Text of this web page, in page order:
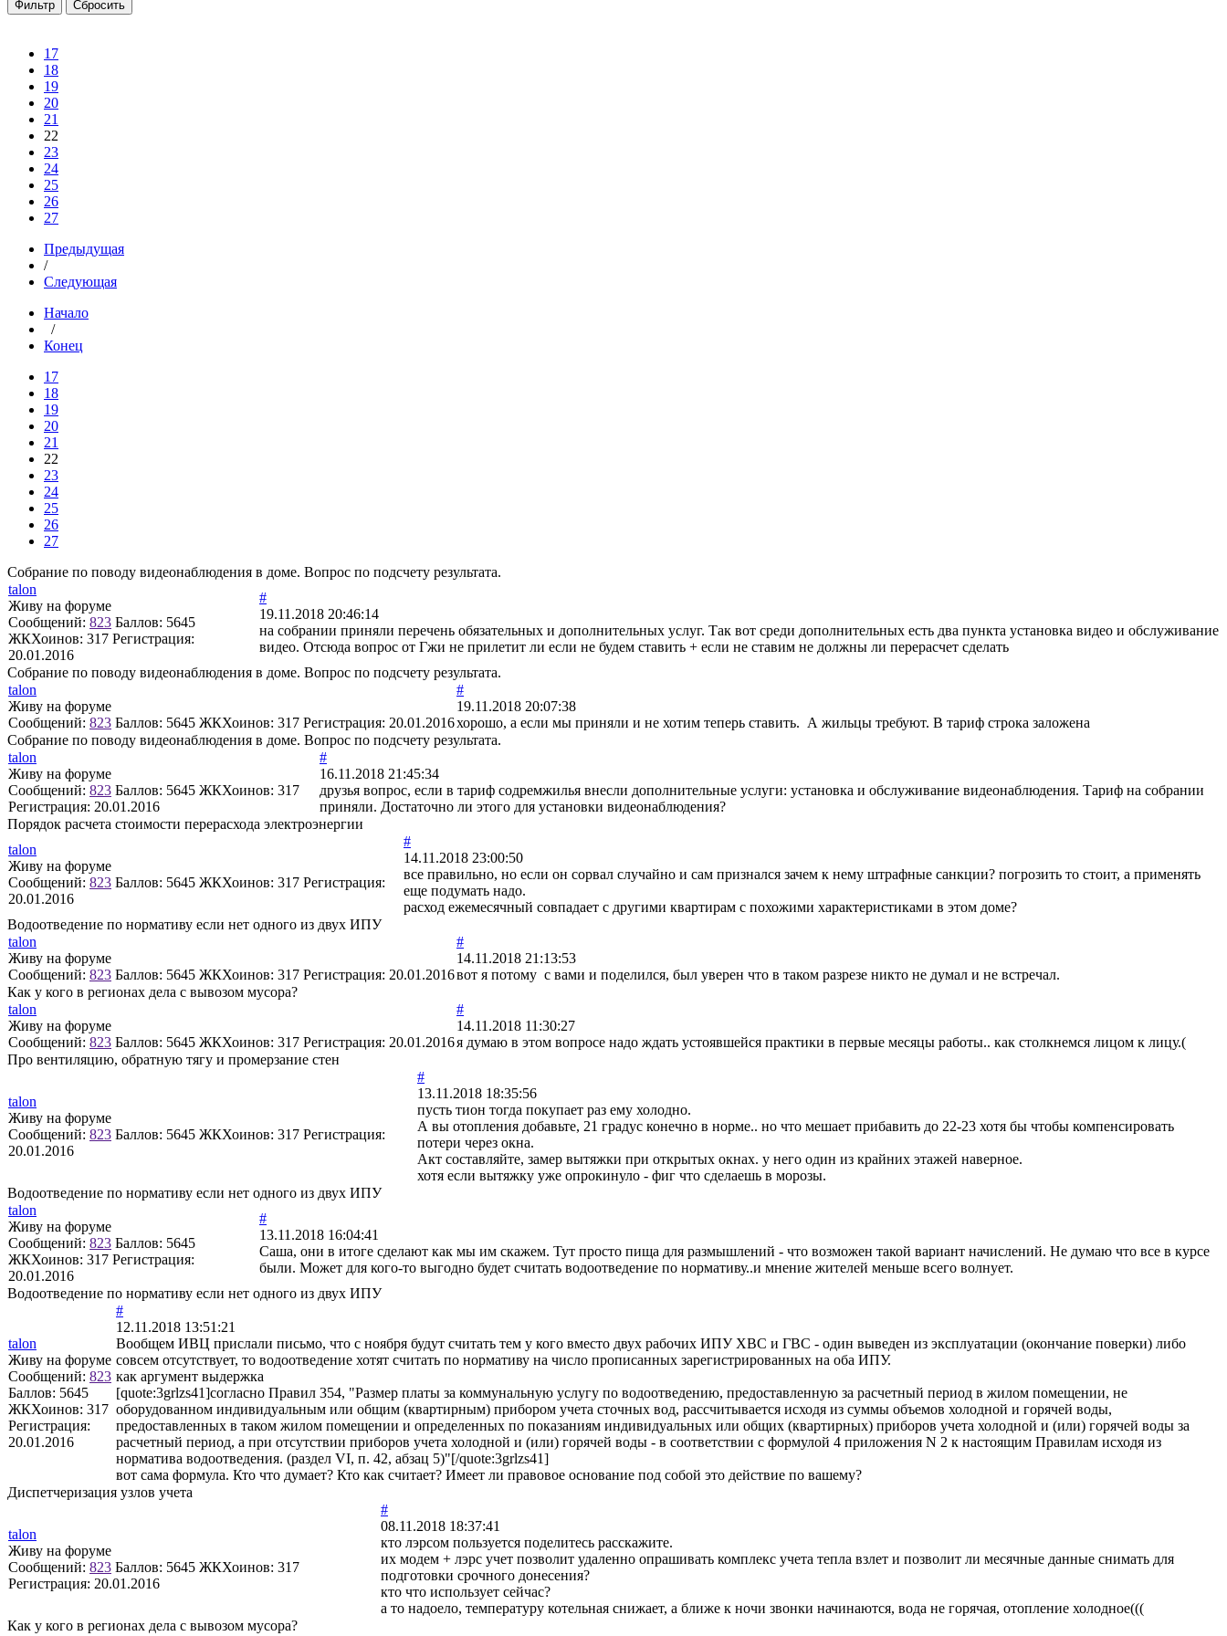
17
18
19
20
21
22
23
24
25
26
27
Предыдущая
/
Следующая
Начало
/
Конец
17
18
19
20
21
22
23
24
25
26
27
Собрание по поводу видеонаблюдения в доме. Вопрос по подсчету результата.
talon
Живу на форуме
Сообщений: 823 Баллов: 5645
ЖКХоинов: 317 Регистрация:
20.01.2016
#
19.11.2018 20:46:14
на собрании приняли перечень обязательных и дополнительных услуг. Так вот среди дополнительных есть два пункта установка видео и обслуживание
видео. Отсюда вопрос от Гжи не прилетит ли если не будем ставить + если не ставим не должны ли перерасчет сделать
Собрание по поводу видеонаблюдения в доме. Вопрос по подсчету результата.
talon
Живу на форуме
Сообщений: 823 Баллов: 5645 ЖКХоинов: 317 Регистрация: 20.01.2016
#
19.11.2018 20:07:38
хорошо, а если мы приняли и не хотим теперь ставить. А жильцы требуют. В тариф строка заложена
Собрание по поводу видеонаблюдения в доме. Вопрос по подсчету результата.
talon
Живу на форуме
Сообщений: 823 Баллов: 5645 ЖКХоинов: 317
Регистрация: 20.01.2016
#
16.11.2018 21:45:34
друзья вопрос, если в тариф содремжилья внесли дополнительные услуги: установка и обслуживание видеонаблюдения. Тариф на собрании
приняли. Достаточно ли этого для установки видеонаблюдения?
Порядок расчета стоимости перерасхода электроэнергии
talon
Живу на форуме
Сообщений: 823 Баллов: 5645 ЖКХоинов: 317 Регистрация:
20.01.2016
#
14.11.2018 23:00:50
все правильно, но если он сорвал случайно и сам признался зачем к нему штрафные санкции? погрозить то стоит, а применять
еще подумать надо.
расход ежемесячный совпадает с другими квартирам с похожими характеристиками в этом доме?
Водоотведение по нормативу если нет одного из двух ИПУ
talon
Живу на форуме
Сообщений: 823 Баллов: 5645 ЖКХоинов: 317 Регистрация: 20.01.2016
#
14.11.2018 21:13:53
вот я потому с вами и поделился, был уверен что в таком разрезе никто не думал и не встречал.
Как у кого в регионах дела с вывозом мусора?
talon
Живу на форуме
Сообщений: 823 Баллов: 5645 ЖКХоинов: 317 Регистрация: 20.01.2016
#
14.11.2018 11:30:27
я думаю в этом вопросе надо ждать устоявшейся практики в первые месяцы работы.. как столкнемся лицом к лицу.(
Про вентиляцию, обратную тягу и промерзание стен
talon
Живу на форуме
Сообщений: 823 Баллов: 5645 ЖКХоинов: 317 Регистрация:
20.01.2016
#
13.11.2018 18:35:56
пусть тион тогда покупает раз ему холодно.
А вы отопления добавьте, 21 градус конечно в норме.. но что мешает прибавить до 22-23 хотя бы чтобы компенсировать
потери через окна.
Акт составляйте, замер вытяжки при открытых окнах. у него один из крайних этажей наверное.
хотя если вытяжку уже опрокинуло - фиг что сделаешь в морозы.
Водоотведение по нормативу если нет одного из двух ИПУ
talon
Живу на форуме
Сообщений: 823 Баллов: 5645
ЖКХоинов: 317 Регистрация:
20.01.2016
#
13.11.2018 16:04:41
Саша, они в итоге сделают как мы им скажем. Тут просто пища для размышлений - что возможен такой вариант начислений. Не думаю что все в курсе
были. Может для кого-то выгодно будет считать водоотведение по нормативу..и мнение жителей меньше всего волнует.
Водоотведение по нормативу если нет одного из двух ИПУ
talon
Живу на форуме
Сообщений: 823
Баллов: 5645
ЖКХоинов: 317
Регистрация:
20.01.2016
#
12.11.2018 13:51:21
Вообщем ИВЦ прислали письмо, что с ноября будут считать тем у кого вместо двух рабочих ИПУ ХВС и ГВС - один выведен из эксплуатации (окончание поверки) либо
совсем отсутствует, то водоотведение хотят считать по нормативу на число прописанных зарегистрированных на оба ИПУ.
как аргумент выдержка
[quote:3grlzs41]согласно Правил 354, "Размер платы за коммунальную услугу по водоотведению, предоставленную за расчетный период в жилом помещении, не
оборудованном индивидуальным или общим (квартирным) прибором учета сточных вод, рассчитывается исходя из суммы объемов холодной и горячей воды,
предоставленных в таком жилом помещении и определенных по показаниям индивидуальных или общих (квартирных) приборов учета холодной и (или) горячей воды за
расчетный период, а при отсутствии приборов учета холодной и (или) горячей воды - в соответствии с формулой 4 приложения N 2 к настоящим Правилам исходя из
норматива водоотведения. (раздел VI, п. 42, абзац 5)"[/quote:3grlzs41]
вот сама формула. Кто что думает? Кто как считает? Имеет ли правовое основание под собой это действие по вашему?
Диспетчеризация узлов учета
talon
Живу на форуме
Сообщений: 823 Баллов: 5645 ЖКХоинов: 317
Регистрация: 20.01.2016
#
08.11.2018 18:37:41
кто лэрсом пользуется поделитесь расскажите.
их модем + лэрс учет позволит удаленно опрашивать комплекс учета тепла взлет и позволит ли месячные данные снимать для
подготовки срочного донесения?
кто что использует сейчас?
а то надоело, температуру котельная снижает, а ближе к ночи звонки начинаются, вода не горячая, отопление холодное(((
Как у кого в регионах дела с вывозом мусора?